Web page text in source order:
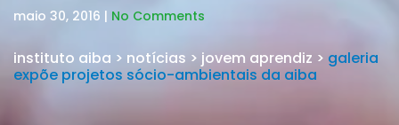
maio 30, 2016 | No Comments
instituto aiba > notícias > jovem aprendiz > galeria
expõe projetos sócio-ambientais da aiba